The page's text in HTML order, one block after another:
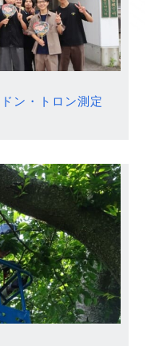
ン・トロン測定